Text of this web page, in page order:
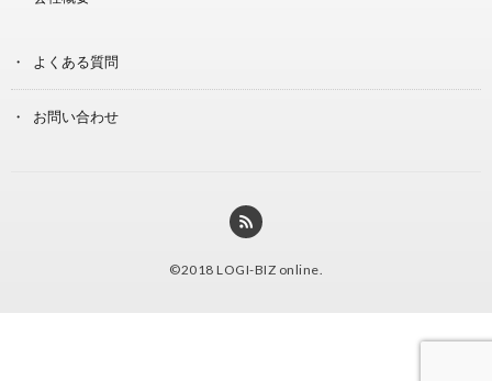
よくある質問
お問い合わせ
©2018 LOGI-BIZ online